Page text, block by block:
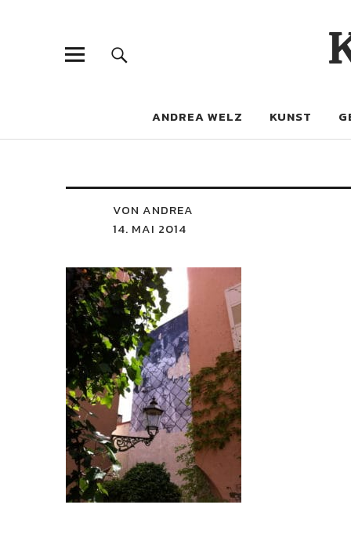
ANDREA WELZ KUNST
VON ANDREA
14. MAI 2014